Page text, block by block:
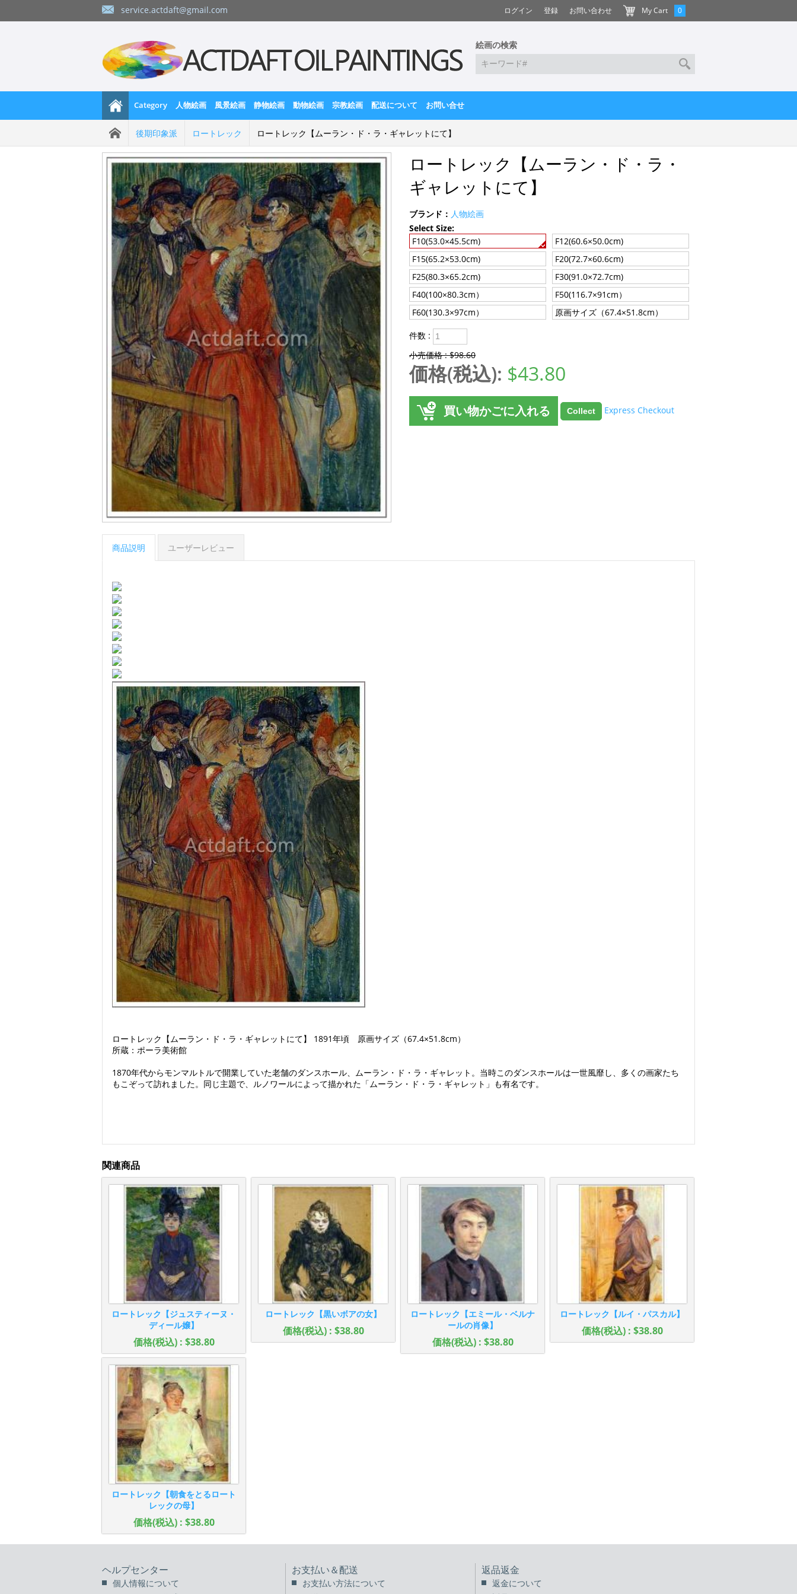
service.actdaft@gmail.com ログイン 登録 お問い合わせ My Cart 0
絵画の検索
Category 人物絵画 風景絵画 静物絵画 動物絵画 宗教絵画 配送について お問い合せ
後期印象派 ロートレック ロートレック【ムーラン・ド・ラ・ギャレットにて】
ロートレック【ムーラン・ド・ラ・
ギャレットにて】
ブランド： 人物絵画
Select Size:
F10(53.0×45.5cm)
F12(60.6×50.0cm)
F15(65.2×53.0cm)
F20(72.7×60.6cm)
F25(80.3×65.2cm)
F30(91.0×72.7cm)
F40(100×80.3cm）
F50(116.7×91cm）
F60(130.3×97cm）
原画サイズ（67.4×51.8cm）
件数 :
小売価格 : $98.60
価格(税込): $43.80
買い物かごに入れる Express Checkout
商品説明 ユーザーレビュー
ロートレック【ムーラン・ド・ラ・ギャレットにて】 1891年頃 原画サイズ（67.4×51.8cm）
所蔵：ポーラ美術館
1870年代からモンマルトルで開業していた老舗のダンスホール、ムーラン・ド・ラ・ギャレット。当時このダンスホールは一世風靡し、多くの画家たち
もこぞって訪れました。同じ主題で、ルノワールによって描かれた「ムーラン・ド・ラ・ギャレット」も有名です。
関連商品
ロートレック【ジュスティーヌ・
ディール嬢】
価格(税込) : $38.80
ロートレック【黒いボアの女】
価格(税込) : $38.80
ロートレック【エミール・ベルナ
ールの肖像】
価格(税込) : $38.80
ロートレック【ルイ・パスカル】
価格(税込) : $38.80
ロートレック【朝食をとるロート
レックの母】
価格(税込) : $38.80
ヘルプセンター
個人情報について
お支払い＆配送
お支払い方法について
返品返金
返金について